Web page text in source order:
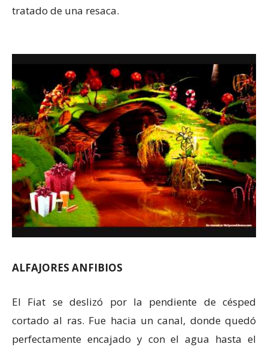
tratado de una resaca.
ALFAJORES ANFIBIOS
El Fiat se deslizó por la pendiente de césped
cortado al ras. Fue hacia un canal, donde quedó
perfectamente encajado y con el agua hasta el